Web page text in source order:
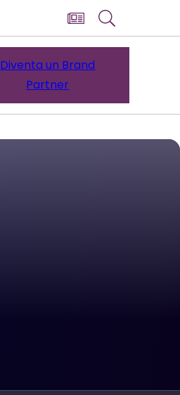
Diventa un Brand
Partner